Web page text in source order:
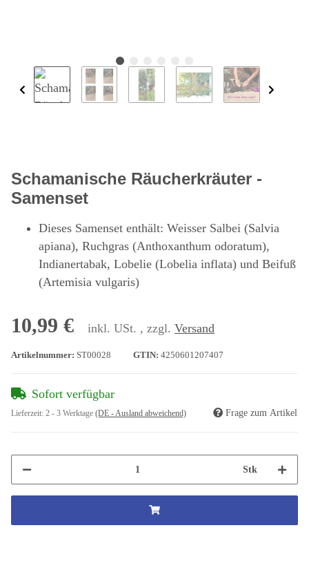
Schamanische Räucherkräuter -
Samenset
Dieses Samenset enthält: Weisser Salbei (Salvia
apiana), Ruchgras (Anthoxanthum odoratum),
Indianertabak, Lobelie (Lobelia inflata) und Beifuß
(Artemisia vulgaris)
10,99 € inkl. USt. , zzgl. Versand
Artikelnummer: ST00028 GTIN: 4250601207407
Sofort verfügbar
Lieferzeit: 2 - 3 Werktage (DE - Ausland abweichend) Frage zum Artikel
Stk